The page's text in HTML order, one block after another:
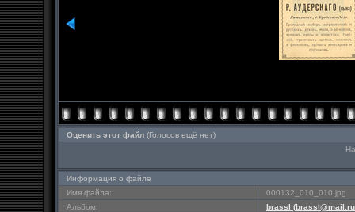
Оценить этот файл (Голосов ещё нет)
Информация о файле
Имя файла:
000132_010_010.jpg
Альбом:
brassl (brassl@mail.ru